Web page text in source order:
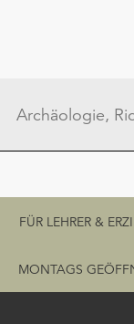
FÜR LEHRER &
MONTAGS